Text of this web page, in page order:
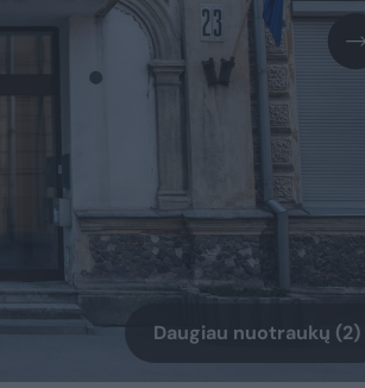
Daugiau nuotraukų (2)